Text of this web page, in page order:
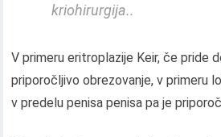
kriohirurgija..
V primeru eritroplazije Keir, če pride
priporočljivo obrezovanje, v primeru
v predelu penisa penisa pa je